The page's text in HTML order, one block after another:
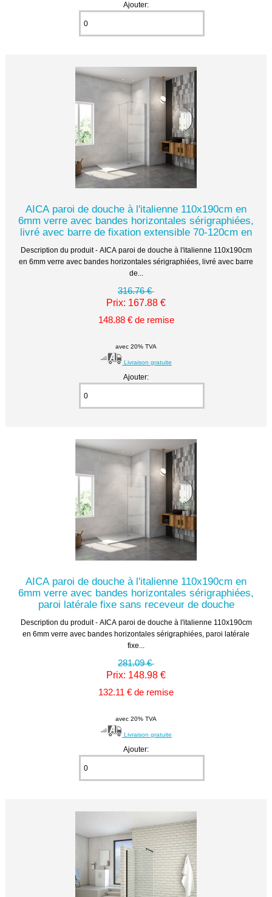
Ajouter:
AICA paroi de douche à l'italienne 110x190cm en
6mm verre avec bandes horizontales sérigraphiées,
livré avec barre de fixation extensible 70-120cm en
Description du produit - AICA paroi de douche à l'italienne 110x190cm
en 6mm verre avec bandes horizontales sérigraphiées, livré avec barre
de...
316.76 €
Prix: 167.88 €
148.88 € de remise
avec 20% TVA
Livraison gratuite
Ajouter:
AICA paroi de douche à l'italienne 110x190cm en
6mm verre avec bandes horizontales sérigraphiées,
paroi latérale fixe sans receveur de douche
Description du produit - AICA paroi de douche à l'italienne 110x190cm
en 6mm verre avec bandes horizontales sérigraphiées, paroi latérale
fixe...
281.09 €
Prix: 148.98 €
132.11 € de remise
avec 20% TVA
Livraison gratuite
Ajouter: